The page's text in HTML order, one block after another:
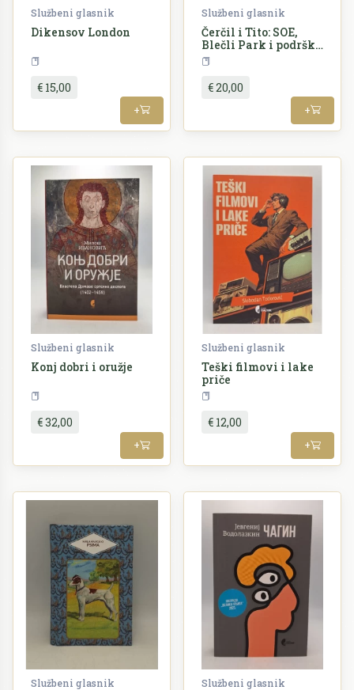
Službeni glasnik
Dikensov London
€ 15,00
+
Službeni glasnik
Čerčil i Tito: SOE,
Blečli Park i podrška
jugoslovenskim
komunistima u
Drugom svetskom
ratu
€ 20,00
+
Službeni glasnik
Konj dobri i oružje
€ 32,00
+
Službeni glasnik
Teški filmovi i lake
priče
€ 12,00
+
Službeni glasnik Službeni glasnik